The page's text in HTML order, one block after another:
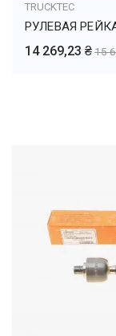
TRUCKTEC
РУЛЕВАЯ
14 269,23 ₴15